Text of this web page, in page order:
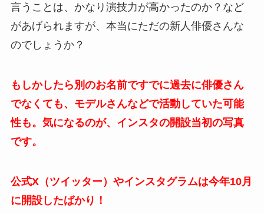
言うことは、かなり演技力が高かったのか？など
があげられますが、本当にただの新人俳優さんな
のでしょうか？
もしかしたら別のお名前ですでに過去に俳優さん
でなくても、モデルさんなどで活動していた可能
性も。気になるのが、インスタの開設当初の写真
です。
公式X（ツイッター）やインスタグラムは今年10月
に開設したばかり！